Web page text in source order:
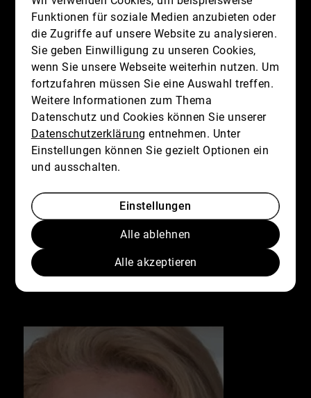
Datenschutzerklärung zur Kenntnis genommen
haben.
Wir nehmen den Schutz Ihrer Daten ernst. Alle
Informationen, die Sie über dieses Kontaktformular
senden, werden streng vertraulich behandelt. Wir
Dritte weitergegeben, verkauft oder anderweitig
Vielen Dank für Ihr Vertrauen.
Funktionen für soziale Medien anzubieten oder
die Zugriffe auf unsere Website zu analysieren.
Sie geben Einwilligung zu unseren Cookies,
wenn Sie unsere Webseite weiterhin nutzen. Um
fortzufahren müssen Sie eine Auswahl treffen.
Weitere Informationen zum Thema
Datenschutz und Cookies können Sie unserer
Datenschutzerklärung entnehmen. Unter
Einstellungen können Sie gezielt Optionen ein
und ausschalten.
Einstellungen
Alle ablehnen
Alle akzeptieren